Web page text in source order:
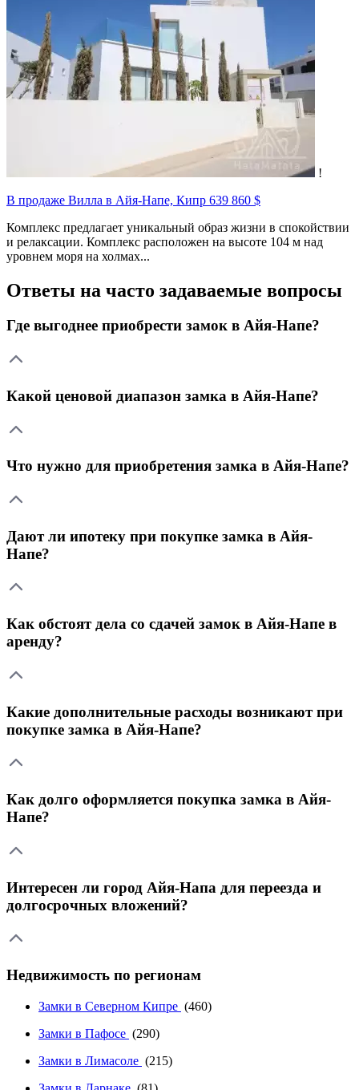
!
В продаже Вилла в Айя-Напе, Кипр 639 860 $
Комплекс предлагает уникальный образ жизни в спокойствии
и релаксации. Комплекс расположен на высоте 104 м над
уровнем моря на холмах...
Ответы на часто задаваемые вопросы
Где выгоднее приобрести замок в Айя-Напе?
Какой ценовой диапазон замка в Айя-Напе?
Что нужно для приобретения замка в Айя-Напе?
Дают ли ипотеку при покупке замка в Айя-
Напе?
Как обстоят дела со сдачей замок в Айя-Напе в
аренду?
Какие дополнительные расходы возникают при
покупке замка в Айя-Напе?
Как долго оформляется покупка замка в Айя-
Напе?
Интересен ли город Айя-Напа для переезда и
долгосрочных вложений?
Недвижимость по регионам
Замки в Северном Кипре (460)
Замки в Пафосе (290)
Замки в Лимасоле (215)